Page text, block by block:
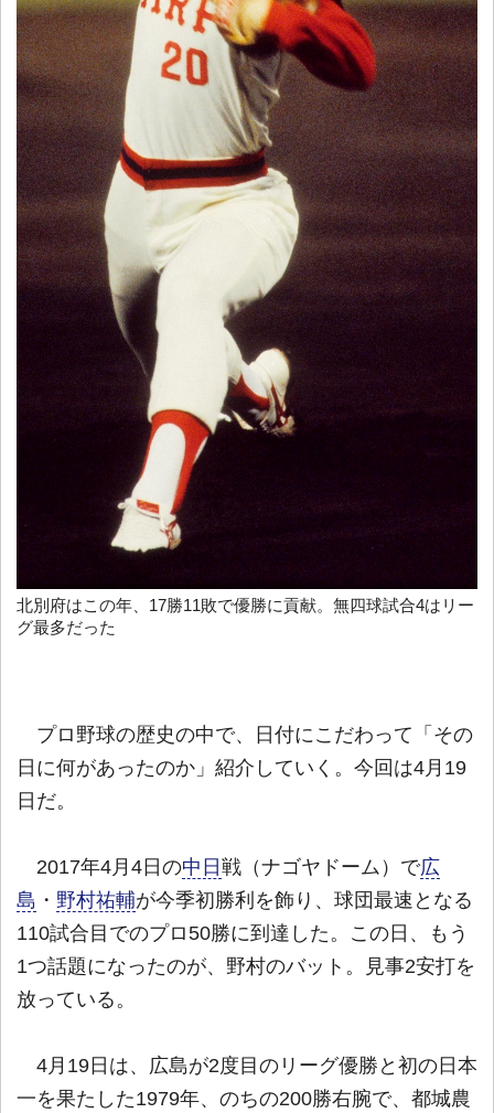
北別府はこの年、17勝11敗で優勝に貢献。無四球試合4はリー
グ最多だった
プロ野球の歴史の中で、日付にこだわって「その
日に何があったのか」紹介していく。今回は4月19
日だ。
2017年4月4日の中日戦（ナゴヤドーム）で広
島 ・ 野村祐輔が今季初勝利を飾り、球団最速となる
110試合目でのプロ50勝に到達した。この日、もう
1つ話題になったのが、野村のバット。見事2安打を
放っている。
4月19日は、広島が2度目のリーグ優勝と初の日本
一を果たした1979年、のちの200勝右腕で、都城農